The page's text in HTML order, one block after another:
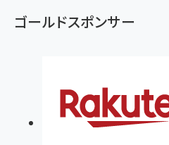
ゴールドスポンサー